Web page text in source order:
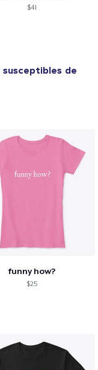
$41
susceptibles de
funny how?
$25